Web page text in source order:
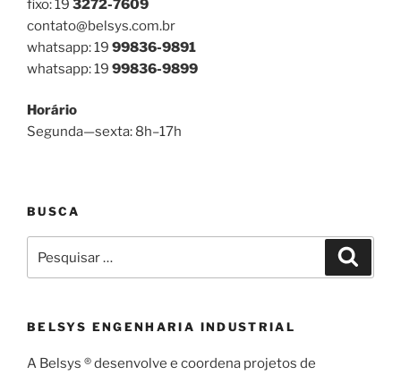
fixo: 19 3272-7609
contato@belsys.com.br
whatsapp: 19 99836-9891
whatsapp: 19 99836-9899
Horário
Segunda—sexta: 8h–17h
BUSCA
por:
BELSYS ENGENHARIA INDUSTRIAL
A Belsys ® desenvolve e coordena projetos de